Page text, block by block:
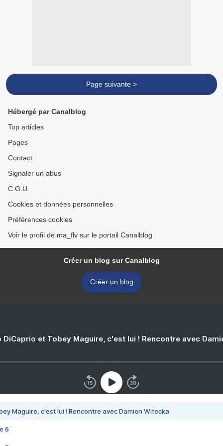
Page suivante >
Hébergé par Canalblog
Top articles
Pages
Contact
Signaler un abus
C.G.U.
Cookies et données personnelles
Préférences cookies
Voir le profil de ma_flv sur le portail Canalblog
Créer un blog sur Canalblog
Créer un blog
DiCaprio et Tobey Maguire, c'est lui ! Rencontre avec
Maguire, c'est lui ! Rencontre avec Damien Witecka
6